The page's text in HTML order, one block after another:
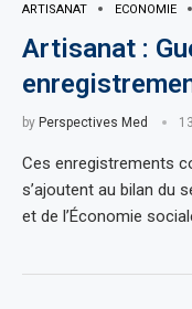
ARTISANAT ECONOMIE
Artisanat :
by Perspectives Med
Ces enregistrements
s’ajoutent au bilan du
et de l’Économie